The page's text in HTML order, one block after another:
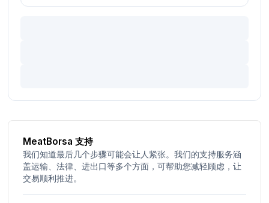
MeatBorsa 支持
我们知道最后几个步骤可能会让人紧张。我们的支持服务涵
盖运输、法律、进出口等多个方面，可帮助您减轻顾虑，让
交易顺利推进。